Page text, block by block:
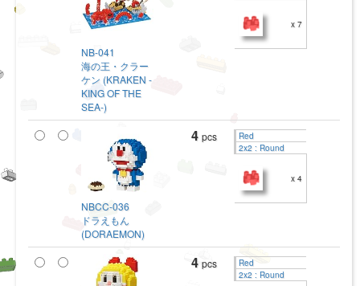
NB-041
海の王・クラー
ケン (KRAKEN -
KING OF THE
SEA-)
x 7
NBCC-036
ドラえもん
(DORAEMON)
4 pcs
Red
2x2 : Round
x 4
4 pcs
Red
2x2 : Round